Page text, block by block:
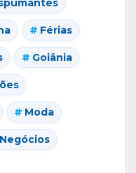
Férias
Goiânia
Moda
Negócios